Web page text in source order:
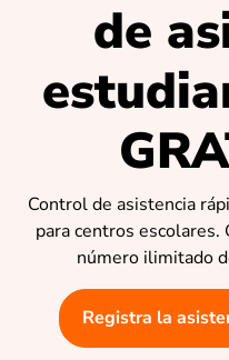
de
Control de asistencia
para centros escolares.
número ilimitado
Registra la